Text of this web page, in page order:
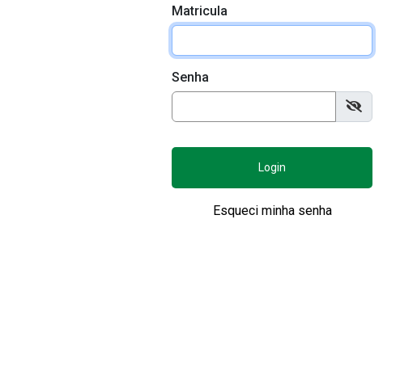
Matricula
Senha
Login
Esqueci minha senha